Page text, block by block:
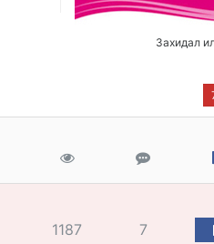
газраас
анхаарч
долоон
Захидал
1187 7